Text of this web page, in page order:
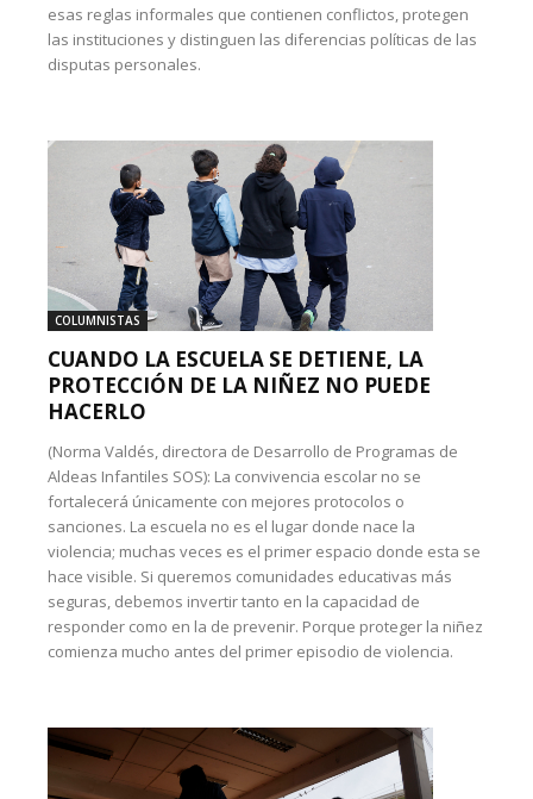
esas reglas informales que contienen conflictos, protegen
las instituciones y distinguen las diferencias políticas de las
disputas personales.
COLUMNISTAS
CUANDO LA ESCUELA SE DETIENE, LA
PROTECCIÓN DE LA NIÑEZ NO PUEDE
HACERLO
(Norma Valdés, directora de Desarrollo de Programas de
Aldeas Infantiles SOS): La convivencia escolar no se
fortalecerá únicamente con mejores protocolos o
sanciones. La escuela no es el lugar donde nace la
violencia; muchas veces es el primer espacio donde esta se
hace visible. Si queremos comunidades educativas más
seguras, debemos invertir tanto en la capacidad de
responder como en la de prevenir. Porque proteger la niñez
comienza mucho antes del primer episodio de violencia.